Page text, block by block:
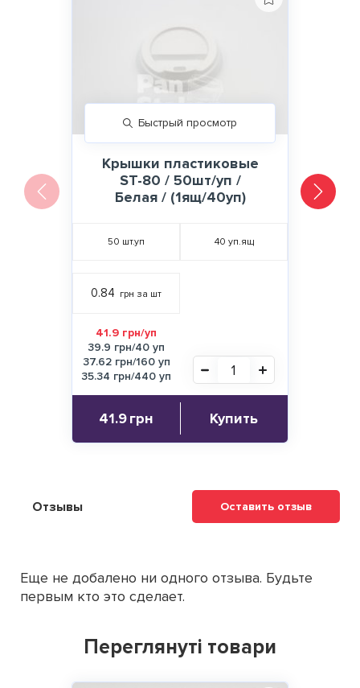
Быстрый просмотр
Крышки пластиковые
ST-80 / 50шт/уп /
Белая / (1ящ/40уп)
50 шт.уп 40 уп.ящ
0.84 грн за шт
41.9 грн/уп
39.9 грн/40 уп
37.62 грн/160 уп
35.34 грн/440 уп
41.9грн Купить
Отзывы Оставить отзыв
Еще не добалено ни одного отзыва. Будьте
первым кто это сделает.
Переглянуті товари